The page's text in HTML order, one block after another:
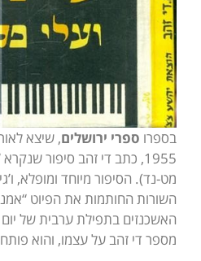
בספרו ספרי ירושלים, שיצא
1955, כתב די זהב סיפור
מט-נד). הסיפור מיוחד ומופלא,
השורות החותמות את הפיוט
האשכנזים בתפילת ערבית של
מספר די זהב על עצמו, והוא